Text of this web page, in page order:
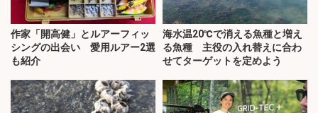
作家「開高健」とルアーフィッ
シングの出会い 愛用ルアー2選
も紹介
海水温20℃で消える魚種と増え
る魚種 主役の入れ替えに合わ
せてターゲットを定めよう